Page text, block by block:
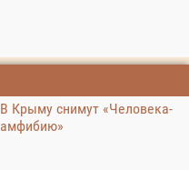
В Крыму снимут «Человека-
амфибию»